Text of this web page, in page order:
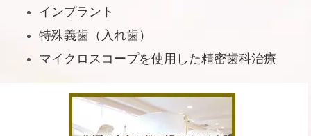
インプラント
特殊義歯（入れ歯）
マイクロスコープを使用した精密歯科治療